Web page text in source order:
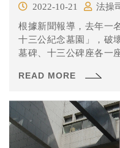
2022-10-21
法操
根據新聞報導，去年一
十三公紀念墓園」，破
墓碑、十三公碑座各一
法》毀損古蹟罪及《刑法
READ MORE